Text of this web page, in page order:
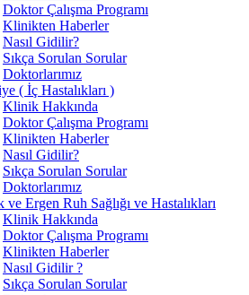
Doktor Çalışma Programı
Klinikten Haberler
Nasıl Gidilir?
Sıkça Sorulan Sorular
Doktorlarımız
( İç Hastalıkları )
Klinik Hakkında
Doktor Çalışma Programı
Klinikten Haberler
Nasıl Gidilir?
Sıkça Sorulan Sorular
Doktorlarımız
ve Ergen Ruh Sağlığı ve Hastalıkları
Klinik Hakkında
Doktor Çalışma Programı
Klinikten Haberler
Nasıl Gidilir ?
Sıkça Sorulan Sorular